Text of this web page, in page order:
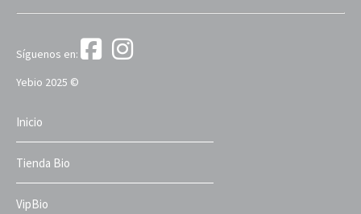
Síguenos en:
Yebio 2025 ©
Inicio
Tienda Bio
VipBio